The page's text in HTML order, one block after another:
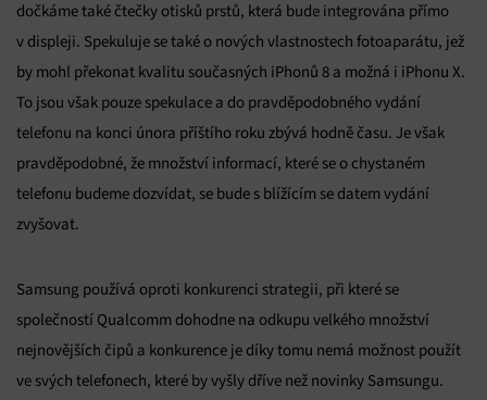
dočkáme také čtečky otisků prstů, která bude integrována přímo
v displeji. Spekuluje se také o nových vlastnostech fotoaparátu, jež
by mohl překonat kvalitu současných iPhonů 8 a možná i iPhonu X.
To jsou však pouze spekulace a do pravděpodobného vydání
telefonu na konci února příštího roku zbývá hodně času. Je však
pravděpodobné, že množství informací, které se o chystaném
telefonu budeme dozvídat, se bude s blížícím se datem vydání
zvyšovat.
Samsung používá oproti konkurenci strategii, při které se
společností Qualcomm dohodne na odkupu velkého množství
nejnovějších čipů a konkurence je díky tomu nemá možnost použít
ve svých telefonech, které by vyšly dříve než novinky Samsungu.